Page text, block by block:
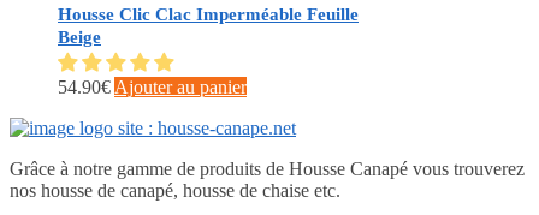
Housse Clic Clac Imperméable Feuille
Beige
54.90€Ajouter au panier
Grâce à notre gamme de produits de Housse Canapé vous trouverez
nos housse de canapé, housse de chaise etc.